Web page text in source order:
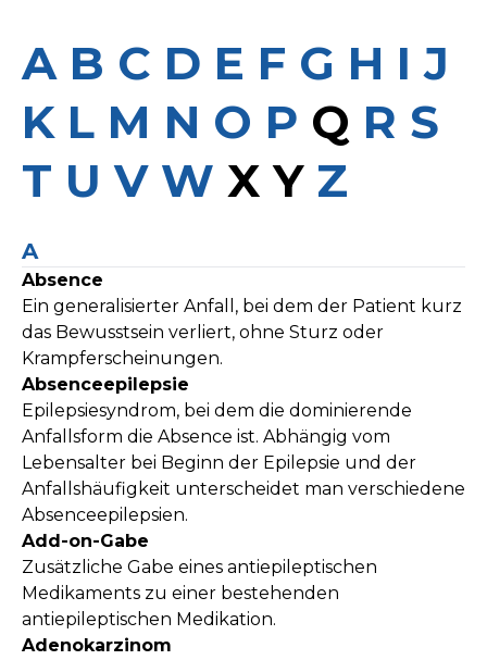
A B C D E F G H I J
K L M N O P Q R S
T U V W X Y Z
A
Absence
Ein generalisierter Anfall, bei dem der Patient kurz
das Bewusstsein verliert, ohne Sturz oder
Krampferscheinungen.
Absenceepilepsie
Epilepsiesyndrom, bei dem die dominierende
Anfallsform die Absence ist. Abhängig vom
Lebensalter bei Beginn der Epilepsie und der
Anfallshäufigkeit unterscheidet man verschiedene
Absenceepilepsien.
Add-on-Gabe
Zusätzliche Gabe eines antiepileptischen
Medikaments zu einer bestehenden
antiepileptischen Medikation.
Adenokarzinom